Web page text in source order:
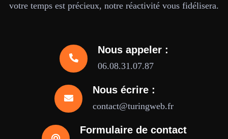
votre temps est précieux, notre réactivité vous fidélisera.
Nous appeler :
06.08.31.07.87
Nous écrire :
contact@turingweb.fr
Formulaire de contact